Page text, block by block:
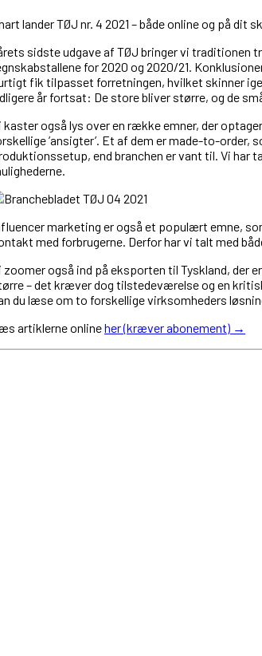
lander TØJ nr. 4 2021 – både online og på dit
sidste udgave af TØJ bringer vi traditionen
for 2020 og 2020/21.
fik tilpasset forretningen, hvilket skinner
år fortsat: De store bliver større, og de
kaster også lys over en række emner, der
’ansigter’. Et af dem er made-­to-­
end branchen er vant til. Vi har
marketing er også et populært emne,
med forbrugerne. Derfor har vi talt med
zoomer også ind på eksporten til Tyskland, der er
– det kræver dog tilstedeværelse og en
du læse om to forskellige virksomheders
artiklerne onlineher (kræver abonement) →